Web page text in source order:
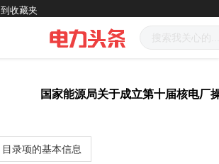
收藏夹
国家能源局关于成立第十届核电厂
目录项的基本信息